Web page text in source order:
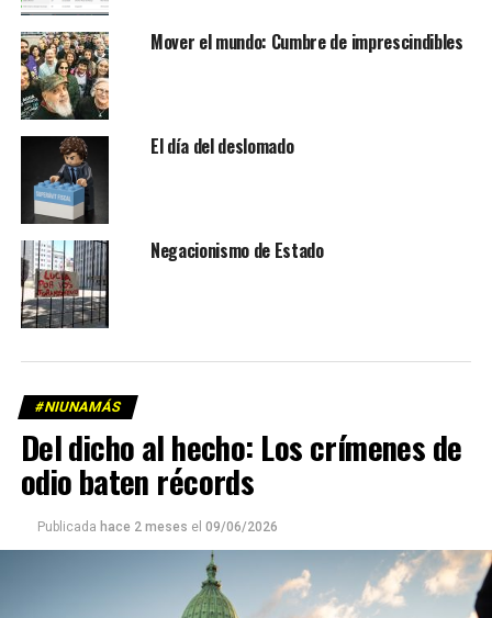
Mover el mundo: Cumbre de imprescindibles
El día del deslomado
Negacionismo de Estado
#NIUNAMÁS
Del dicho al hecho: Los crímenes de
odio baten récords
Publicada hace 2 meses el 09/06/2026